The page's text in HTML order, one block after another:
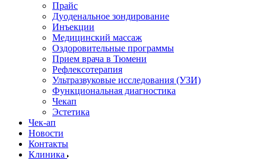
Прайс
Дуоденальное зондирование
Инъекции
Медицинский массаж
Оздоровительные программы
Прием врача в Тюмени
Рефлексотерапия
Ультразвуковые исследования (УЗИ)
Функциональная диагностика
Чекап
Эстетика
Чек-ап
Новости
Контакты
Клиника